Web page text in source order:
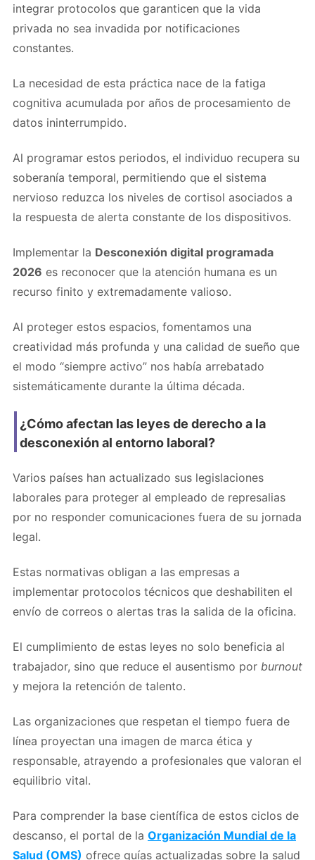
integrar protocolos que garanticen que la vida
privada no sea invadida por notificaciones
constantes.
La necesidad de esta práctica nace de la fatiga
cognitiva acumulada por años de procesamiento de
datos ininterrumpido.
Al programar estos periodos, el individuo recupera su
soberanía temporal, permitiendo que el sistema
nervioso reduzca los niveles de cortisol asociados a
la respuesta de alerta constante de los dispositivos.
Implementar la Desconexión digital programada
2026 es reconocer que la atención humana es un
recurso finito y extremadamente valioso.
Al proteger estos espacios, fomentamos una
creatividad más profunda y una calidad de sueño que
el modo “siempre activo” nos había arrebatado
sistemáticamente durante la última década.
¿Cómo afectan las leyes de derecho a la
desconexión al entorno laboral?
Varios países han actualizado sus legislaciones
laborales para proteger al empleado de represalias
por no responder comunicaciones fuera de su jornada
legal.
Estas normativas obligan a las empresas a
implementar protocolos técnicos que deshabiliten el
envío de correos o alertas tras la salida de la oficina.
El cumplimiento de estas leyes no solo beneficia al
trabajador, sino que reduce el ausentismo por burnout
y mejora la retención de talento.
Las organizaciones que respetan el tiempo fuera de
línea proyectan una imagen de marca ética y
responsable, atrayendo a profesionales que valoran el
equilibrio vital.
Para comprender la base científica de estos ciclos de
descanso, el portal de la Organización Mundial de la
Salud (OMS) ofrece guías actualizadas sobre la salud